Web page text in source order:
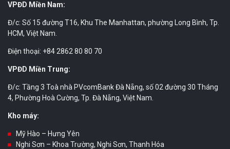
VPĐD Miền Nam:
Đ/c: Số 15 đường T16, Khu The Manhattan, phường Long Bình, Tp.
HCM, Việt Nam.
Điện thoại: +84 2862 80 80 70
VPĐD Miền Trung:
Đ/c: Tầng 3 Toà nhà PVcomBank Đà Nẵng, số 02 đường 30 Tháng
4, Phường Hoà Cường, Tp. Đà Nẵng, Việt Nam.
Kho máy:
Mỹ Hào – Hưng Yên
Nghi Sơn – Khoa Trường, Nghi Sơn, Thanh Hóa